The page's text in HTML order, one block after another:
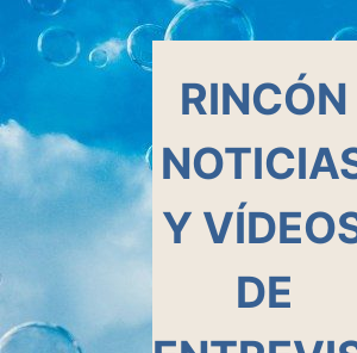
RINCÓN
Y
DE